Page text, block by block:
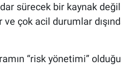
sürecek bir kaynak
çok acil durumlar
“risk yönetimi”